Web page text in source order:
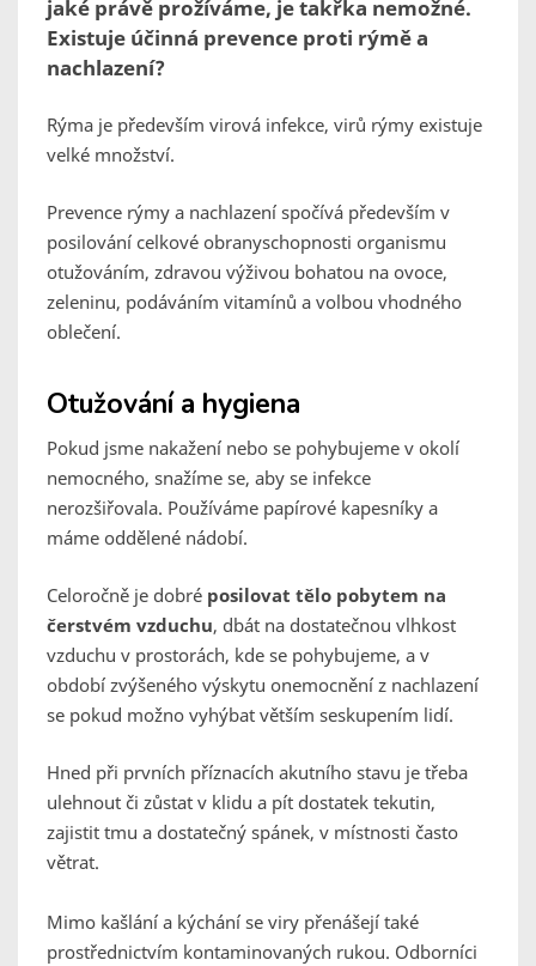
jaké právě prožíváme, je takřka nemožné.
Existuje účinná prevence proti rýmě a
nachlazení?
Rýma je především virová infekce, virů rýmy existuje
velké množství.
Prevence rýmy a nachlazení spočívá především v
posilování celkové obranyschopnosti organismu
otužováním, zdravou výživou bohatou na ovoce,
zeleninu, podáváním vitamínů a volbou vhodného
oblečení.
Otužování a hygiena
Pokud jsme nakažení nebo se pohybujeme v okolí
nemocného, snažíme se, aby se infekce
nerozšiřovala. Používáme papírové kapesníky a
máme oddělené nádobí.
Celoročně je dobré posilovat tělo pobytem na
čerstvém vzduchu, dbát na dostatečnou vlhkost
vzduchu v prostorách, kde se pohybujeme, a v
období zvýšeného výskytu onemocnění z nachlazení
se pokud možno vyhýbat větším seskupením lidí.
Hned při prvních příznacích akutního stavu je třeba
ulehnout či zůstat v klidu a pít dostatek tekutin,
zajistit tmu a dostatečný spánek, v místnosti často
větrat.
Mimo kašlání a kýchání se viry přenášejí také
prostřednictvím kontaminovaných rukou. Odborníci